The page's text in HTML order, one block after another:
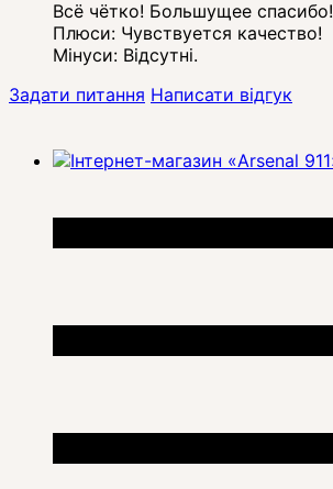
Всё чётко! Большущее спасибо!
Плюси: Чувствуется качество!
Мінуси: Відсутні.
Задати питання Написати відгук